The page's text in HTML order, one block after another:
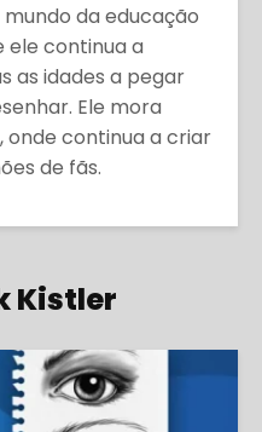
da educação
ele continua a
as idades a pegar
Ele mora
onde continua a criar
de fãs.
Kistler